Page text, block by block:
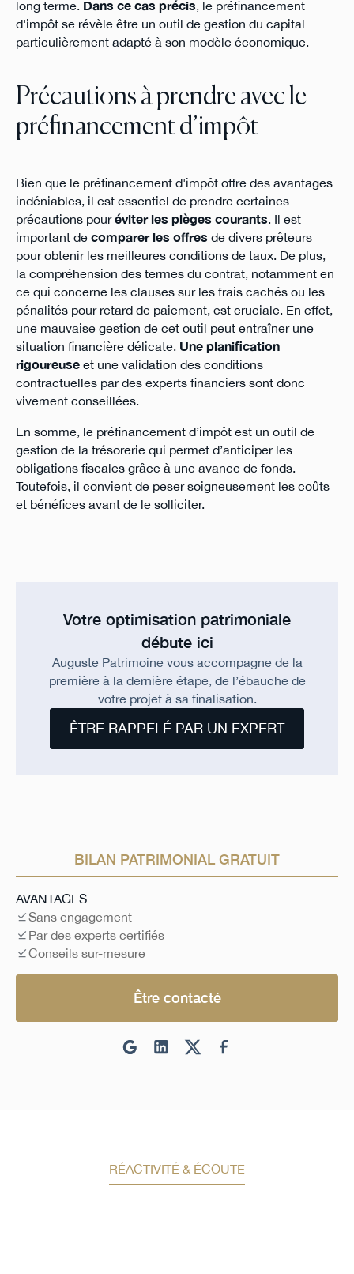
long terme. Dans ce cas précis, le préfinancement
d'impôt se révèle être un outil de gestion du capital
particulièrement adapté à son modèle économique.
Précautions à prendre avec le
préfinancement d’impôt
Bien que le préfinancement d'impôt offre des avantages
indéniables, il est essentiel de prendre certaines
précautions pouréviter les pièges courants. Il est
important de comparer les offres de divers prêteurs
pour obtenir les meilleures conditions de taux. De plus,
la compréhension des termes du contrat, notamment en
ce qui concerne les clauses sur les frais cachés ou les
pénalités pour retard de paiement, est cruciale. En effet,
une mauvaise gestion de cet outil peut entraîner une
situation financière délicate. Une planification
rigoureuseet une validation des conditions
contractuelles par des experts financiers sont donc
vivement conseillées.
En somme, le préfinancement d’impôt est un outil de
gestion de la trésorerie qui permet d’anticiper les
obligations fiscales grâce à une avance de fonds.
Toutefois, il convient de peser soigneusement les coûts
et bénéfices avant de le solliciter.
Votre optimisation patrimoniale
débute ici
Auguste Patrimoine vous accompagne de la
première à la dernière étape, de l’ébauche de
votre projet à sa finalisation.
ÊTRE RAPPELÉ PAR UN EXPERT
BILAN PATRIMONIAL GRATUIT
AVANTAGES
Sans engagement
Par des experts certifiés
Conseils sur-mesure
Être contacté
RÉACTIVITÉ & ÉCOUTE